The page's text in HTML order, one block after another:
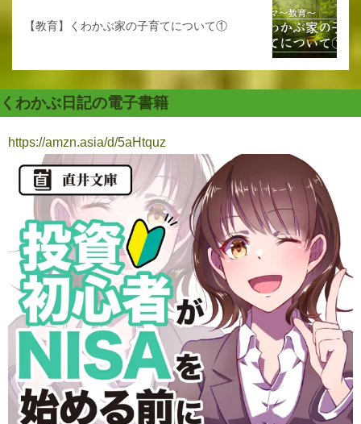
【教育】くわかぶ家の子育てについて①
くわかぶ日記の電子書籍
https://amzn.asia/d/5aHtquz